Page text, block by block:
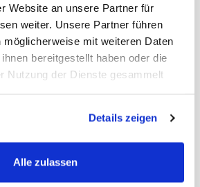
Website an unsere Partner für
weiter. Unsere Partner führen
möglicherweise mit weiteren Daten
bereitgestellt haben oder die
Nutzung der Dienste gesammelt
Details zeigen
Alle zulassen
Pumpe +
+